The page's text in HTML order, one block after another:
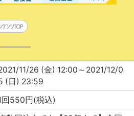
11/26 (金) 12:00～2021/12/0
(日) 23:59
回550円(税込)